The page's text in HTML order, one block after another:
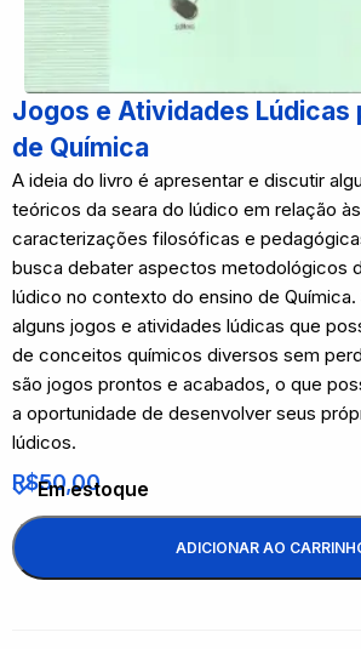
Jogos e Atividades Lúdicas
de Química
A ideia do livro é apresentar e discutir
teóricos da seara do lúdico em relação
caracterizações filosóficas e
busca debater aspectos metodológicos
lúdico no contexto do ensino de
alguns jogos e atividades lúdicas que
de conceitos químicos diversos sem
são jogos prontos e acabados, o que
a oportunidade de desenvolver seus
lúdicos.
R$50,00
Em estoque
ADICIONAR AO